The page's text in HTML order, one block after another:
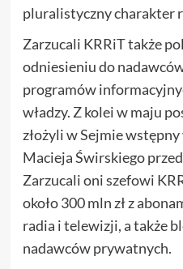
pluralistyczny charakter
Zarzucali KRRiT także
odniesieniu do
programów
władzy. Z kolei w maju
złożyli w Sejmie
Macieja Świrskiego
Zarzucali oni szefowi
około 300 mln zł z
radia i telewizji, a także
nadawców prywatnych.